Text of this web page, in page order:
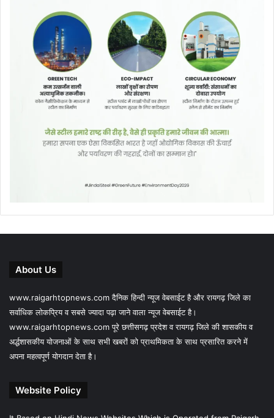
About Us
www.raigarhtopnews.com दैनिक हिन्दी न्यूज वेबसाईट है और रायगढ़ जिले का
सर्वाधिक लोकप्रिय व सबसे ज्यादा पढ़ा जाने वाला न्यूज वेबसाईट है।
www.raigarhtopnews.com पूरे छत्तीसगढ़ प्रदेश व रायगढ़ जिले की शासकीय व
अर्द्धशासकीय योजनाओं के साथ सभी खबरों को प्राथमिकता के साथ प्रसारित करने में
अपना महत्वपूर्ण योगदान देता है।
Website Policy